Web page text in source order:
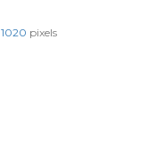
1020 pixels